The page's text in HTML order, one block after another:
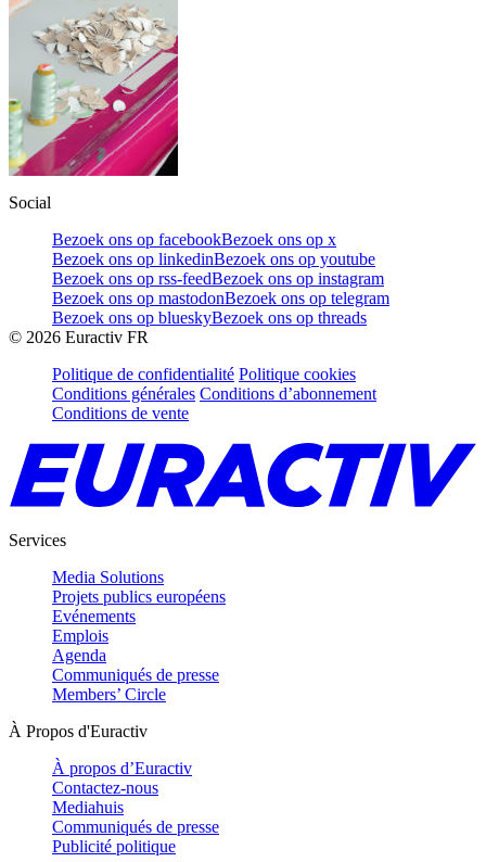
Social
Bezoek ons op facebookBezoek ons op x
Bezoek ons op linkedinBezoek ons op youtube
Bezoek ons op rss-feedBezoek ons op instagram
Bezoek ons op mastodonBezoek ons op telegram
Bezoek ons op blueskyBezoek ons op threads
© 2026 Euractiv FR
Politique de confidentialité Politique cookies
Conditions générales Conditions d’abonnement
Conditions de vente
Services
Media Solutions
Projets publics européens
Evénements
Emplois
Agenda
Communiqués de presse
Members’ Circle
À Propos d'Euractiv
À propos d’Euractiv
Contactez-nous
Mediahuis
Communiqués de presse
Publicité politique